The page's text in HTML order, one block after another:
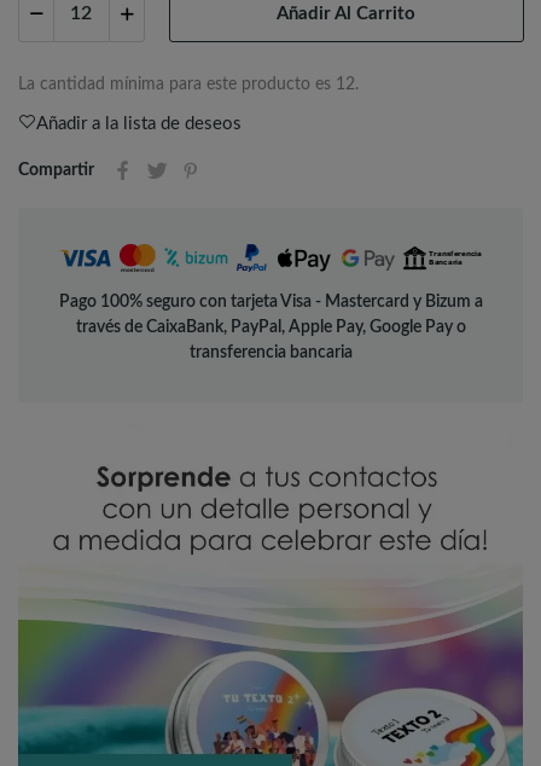
Añadir Al Carrito
La cantidad mínima para este producto es 12.
Añadir a la lista de deseos
Compartir
Pago 100% seguro con tarjeta Visa - Mastercard y Bizum a
través de CaixaBank, PayPal, Apple Pay, Google Pay o
transferencia bancaria